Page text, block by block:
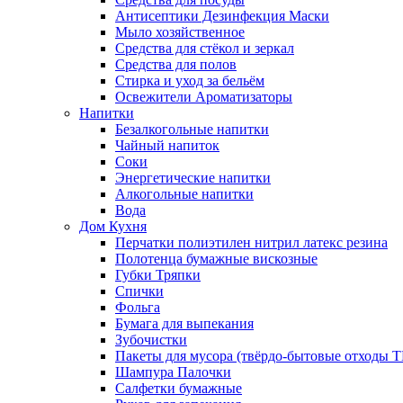
Антисептики Дезинфекция Маски
Мыло хозяйственное
Средства для стёкол и зеркал
Средства для полов
Стирка и уход за бельём
Освежители Ароматизаторы
Напитки
Безалкогольные напитки
Чайный напиток
Соки
Энергетические напитки
Алкогольные напитки
Вода
Дом Кухня
Перчатки полиэтилен нитрил латекс резина
Полотенца бумажные вискозные
Губки Тряпки
Спички
Фольга
Бумага для выпекания
Зубочистки
Пакеты для мусора (твёрдо-бытовые отходы
Шампура Палочки
Салфетки бумажные